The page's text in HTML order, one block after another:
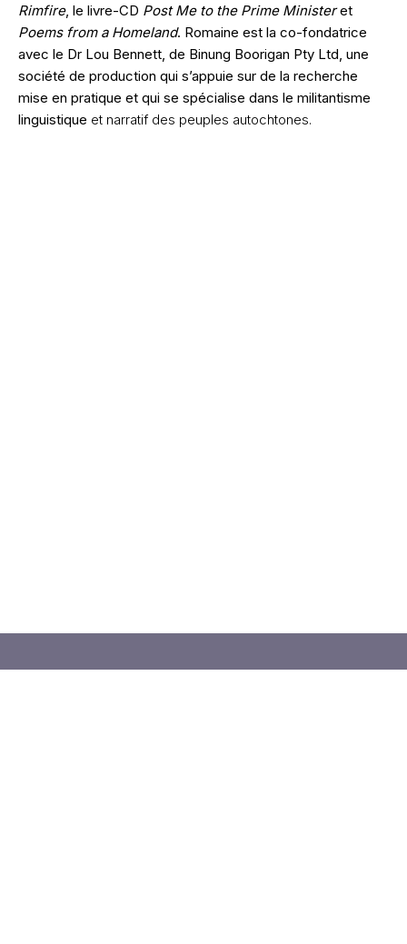
Rimfire, le livre-CD Post Me to the Prime Ministeret
Poems from a Homeland. Romaine est la co-fondatrice
avec le Dr Lou Bennett, de Binung Boorigan Pty Ltd, une
société de production qui s’appuie sur de la recherche
mise en pratique et qui se spécialise dans le militantisme
linguistique et narratif des peuples autochtones.